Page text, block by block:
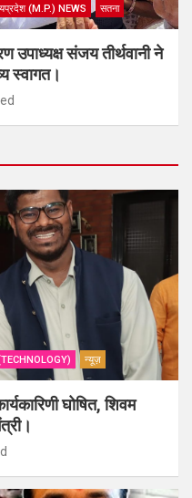
(M.P.) NEWS सतना
उपाध्यक्ष संजय तीर्थवानी ने
स्वागत।
न्यूज़
घोषित, शिवम